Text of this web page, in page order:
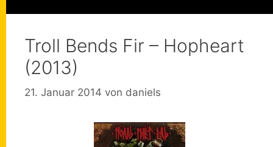
Troll Bends Fir – Hopheart
(2013)
21. Januar 2014 von daniels